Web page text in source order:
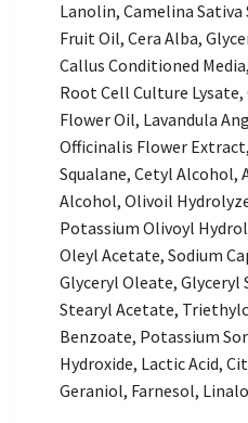
Lanolin, Camelina Sativa
Fruit Oil, Cera Alba,
Callus Conditioned
Root Cell Culture
Flower Oil, Lavandula
Officinalis Flower
Squalane, Cetyl Alcohol,
Alcohol, Olivoil
Potassium Olivoyl
Oleyl Acetate, Sodium
Glyceryl Oleate,
Stearyl Acetate,
Benzoate, Potassium
Hydroxide, Lactic Acid,
Geraniol, Farnesol,